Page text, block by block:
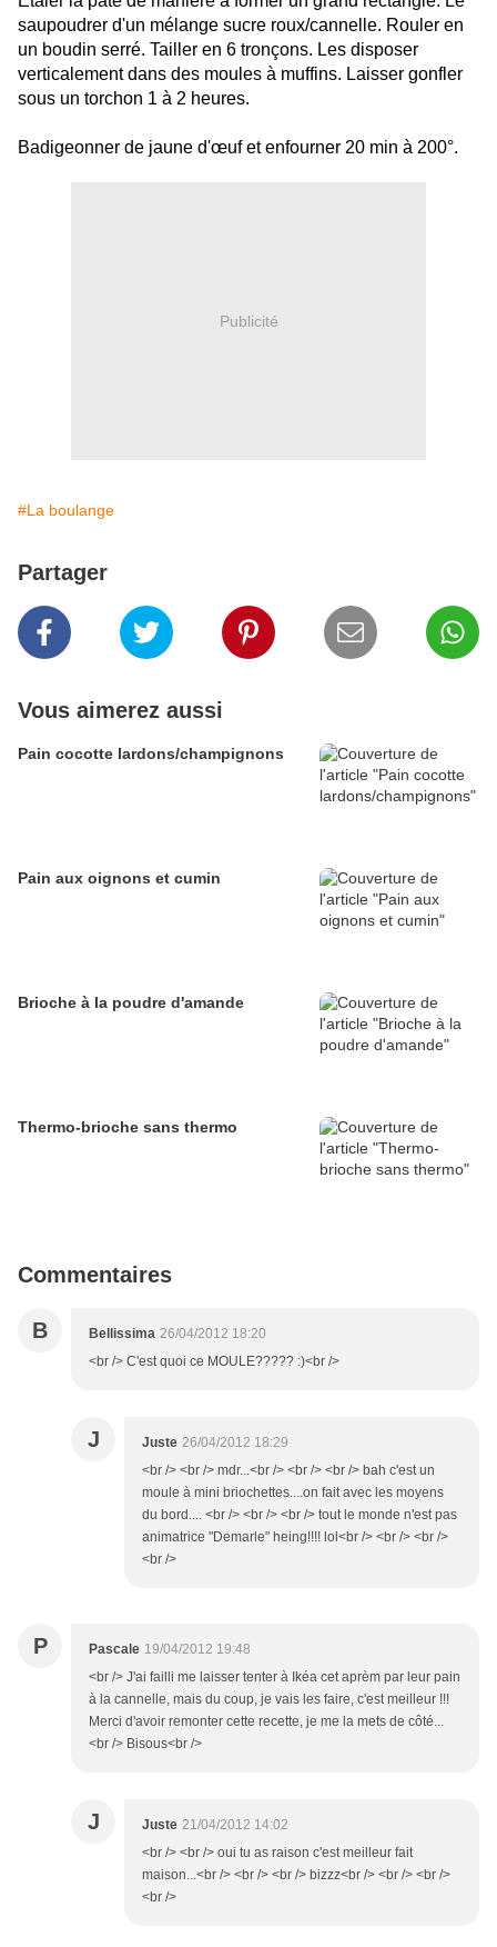
saupoudrer d'un mélange sucre roux/cannelle. Rouler en
un boudin serré. Tailler en 6 tronçons. Les disposer
verticalement dans des moules à muffins. Laisser gonfler
sous un torchon 1 à 2 heures.
Badigeonner de jaune d'œuf et enfourner 20 min à 200°.
Publicité
#La boulange
Partager
Vous aimerez aussi
Pain cocotte lardons/champignons
Pain aux oignons et cumin
Brioche à la poudre d'amande
Thermo-brioche sans thermo
Commentaires
B Bellissima 26/04/2012 18:20
<br /> C'est quoi ce MOULE????? :)<br />
J Juste 26/04/2012 18:29
<br /> <br /> mdr...<br /> <br /> <br /> bah c'est un
moule à mini briochettes....on fait avec les moyens
du bord.... <br /> <br /> <br /> tout le monde n'est pas
animatrice "Demarle" heing!!!! lol<br /> <br /> <br />
<br />
P Pascale 19/04/2012 19:48
<br /> J'ai failli me laisser tenter à Ikéa cet aprèm par leur pain
à la cannelle, mais du coup, je vais les faire, c'est meilleur !!!
Merci d'avoir remonter cette recette, je me la mets de côté...
<br /> Bisous<br />
J Juste 21/04/2012 14:02
<br /> <br /> oui tu as raison c'est meilleur fait
maison...<br /> <br /> <br /> bizzz<br /> <br /> <br />
<br />